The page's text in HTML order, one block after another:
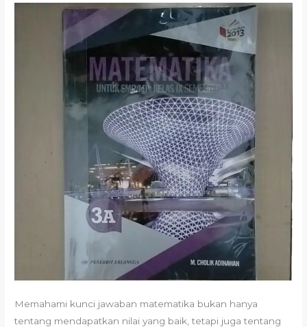
Memahami kunci jawaban matematika bukan hanya
tentang mendapatkan nilai yang baik, tetapi juga tentang